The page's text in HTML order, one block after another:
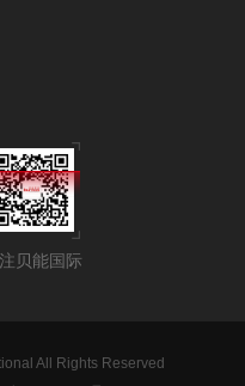
贝能国际
All Rights Reserved